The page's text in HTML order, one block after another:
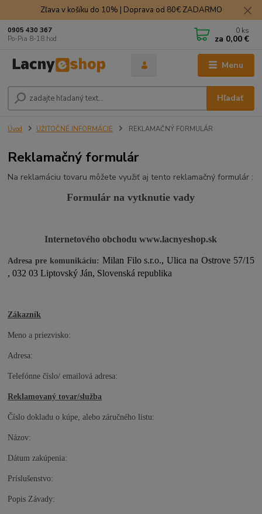
Zľava v košíku do 10% | Doprava od 80€ ZADARMO
Menu
Hľadať
0905 430 367
Po-Pia 8-18 hod.
0 ks
za 0,00 €
Úvod UŽITOČNÉ INFORMÁCIE REKLAMAČNÝ FORMULÁR
Reklamačný formulár
Na reklamáciu tovaru môžete využiť aj tento reklamačný formulár :
Formulár na vytknutie vady
Internetového obchoduwww.lacnyeshop.sk
Adresa pre komunikáciu: Milan Filo s.r.o., Ulica na Ostrove 57/15
, 032 03 Liptovský Ján, Slovenská republika
Zákazník
Meno a priezvisko:
Adresa:
Telefónne číslo/ emailová adresa:
Reklamovaný tovar/služba
Číslo dokladu o kúpe, alebo záručného listu:
Názov:
Dátum zakúpenia:
Príslušenstvo:
Popis Závady: